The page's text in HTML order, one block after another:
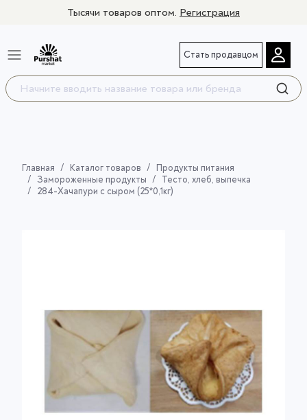
Тысячи товаров оптом. Регистрация
Стать продавцом
Главная Каталог товаров
Продукты питания
Замороженные продукты
Тесто, хлеб, выпечка
284-Хачапури с сыром (25*0,1кг)